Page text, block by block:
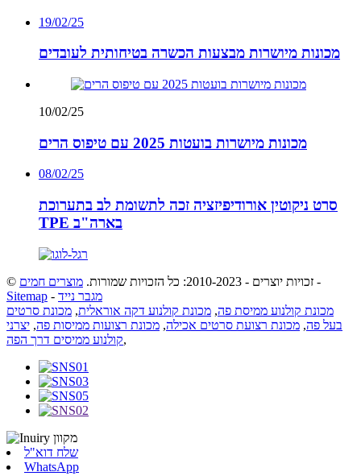
19/02/25
מכונות מיושרות מבצעות הכשרה בטיחותית לעובדים
10/02/25
מכונות מיושרות בועטות 2025 עם טיפוס הרים
08/02/25
סרט ניקוטין אורודיפיזציה זכה לתשומת לב בתערוכת
TPE בארה"ב
© זכויות יוצרים - 2010-2023: כל הזכויות שמורות. מוצרים חמים
-
Sitemap - מגבר נייד
מכונת קולנוע ממיסת פה, מכונת קולנוע דקה אוראלית, מכונת סרטים
בעל פה, מכונת רצועת סרטים אכילה, מכונת רצועות ממיסות פה, יצרני
קולנוע ממיסים דרך הפה,
שלח דוא"ל
WhatsApp